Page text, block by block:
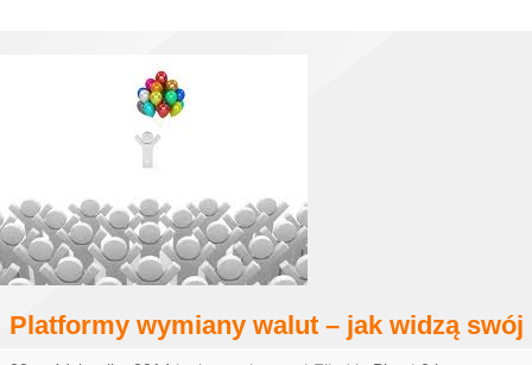
Platformy wymiany walut – jak widzą swój